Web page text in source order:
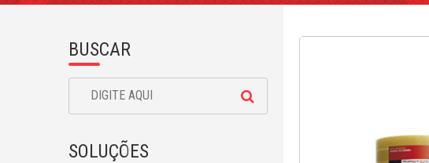
BUSCAR
SOLUÇÕES